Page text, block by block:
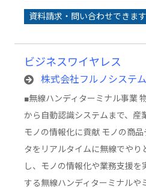
資料請求・問い合わせできます
ビジネスワイヤレス
株式会社フルノシステ
■無線ハンディターミナル事業
から自動認識システムまで、産
モノの情報化に貢献 モノの商品
タをリアルタイムに無線でやり
し、モノの情報化や業務支援を
する無線ハンディターミナルや